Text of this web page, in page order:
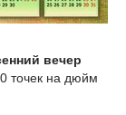
вечер
точек на дюйм